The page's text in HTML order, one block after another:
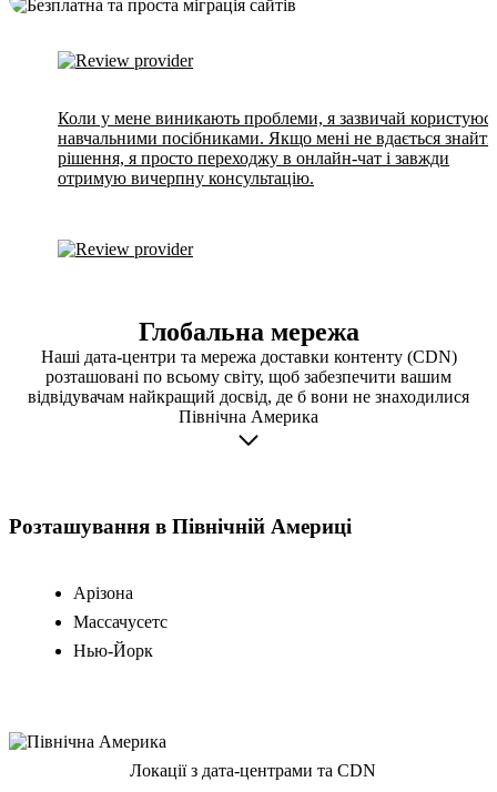
Коли у мене виникають проблеми, я зазвичай
навчальними посібниками. Якщо мені не вдається знайти
рішення, я просто переходжу в онлайн-чат і завжди
отримую вичерпну консультацію.
Глобальна мережа
Наші дата-центри та мережа доставки контенту (CDN)
розташовані по всьому світу, щоб забезпечити вашим
відвідувачам найкращий досвід, де б вони не знаходилися
Північна Америка
Розташування в Північній Америці
Арізона
Массачусетс
Нью-Йорк
Локації з дата-центрами та CDN